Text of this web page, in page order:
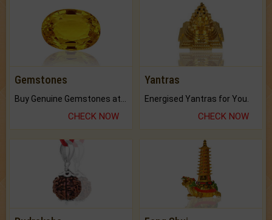
Gemstones
CHECK NOW
Yantras
Energised Yantras for You.
CHECK NOW